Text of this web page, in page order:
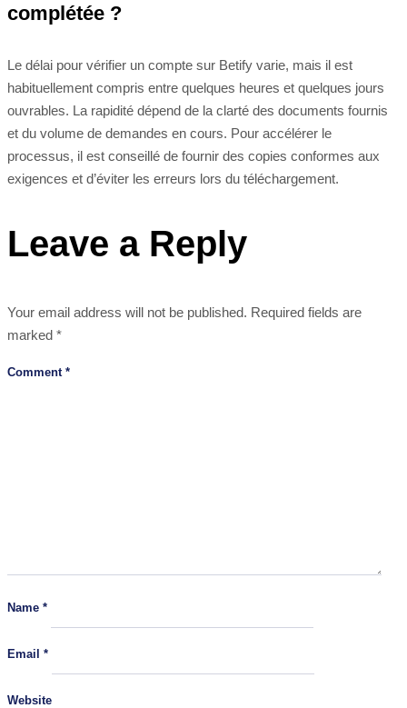
complétée ?
Le délai pour vérifier un compte sur Betify varie, mais il est
habituellement compris entre quelques heures et quelques jours
ouvrables. La rapidité dépend de la clarté des documents fournis
et du volume de demandes en cours. Pour accélérer le
processus, il est conseillé de fournir des copies conformes aux
exigences et d’éviter les erreurs lors du téléchargement.
Leave a Reply
Your email address will not be published. Required fields are
marked *
Comment *
Name *
Email *
Website